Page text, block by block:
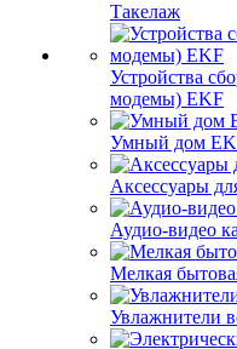
Такелаж
Устройства
модемы) EKF
Умный дом
Аксессуары
Аудио-видео
Мелкая
Увлажнители